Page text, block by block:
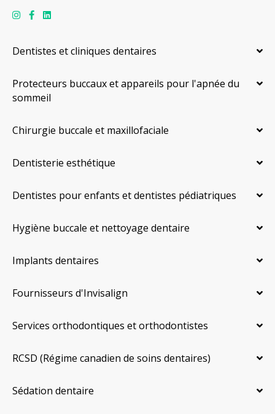
Dentistes et cliniques dentaires
Protecteurs buccaux et appareils pour l'apnée du
sommeil
Chirurgie buccale et maxillofaciale
Dentisterie esthétique
Dentistes pour enfants et dentistes pédiatriques
Hygiène buccale et nettoyage dentaire
Implants dentaires
Fournisseurs d'Invisalign
Services orthodontiques et orthodontistes
RCSD (Régime canadien de soins dentaires)
Sédation dentaire